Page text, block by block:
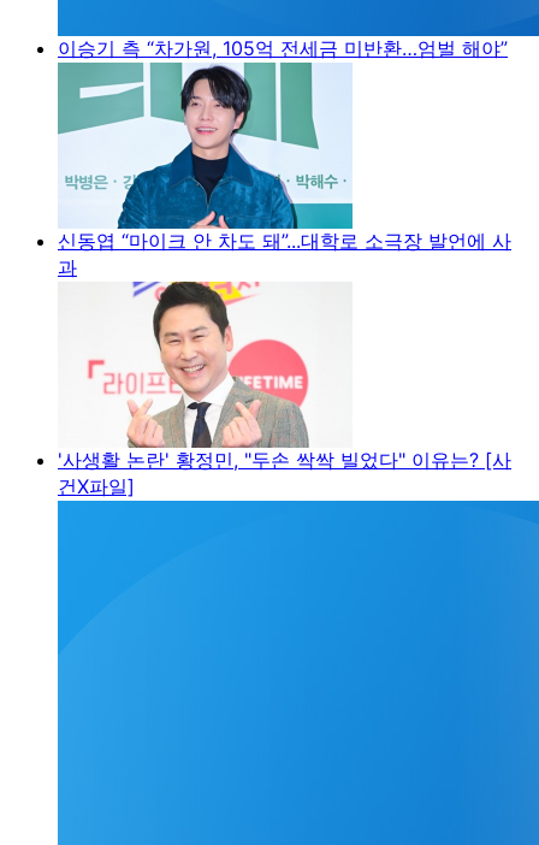
이승기 측 “차가원, 105억 전세금 미반환…엄벌 해야”
신동엽 “마이크 안 차도 돼”...대학로 소극장 발언에 사
과
'사생활 논란' 황정민, "두손 싹싹 빌었다" 이유는? [사
건X파일]